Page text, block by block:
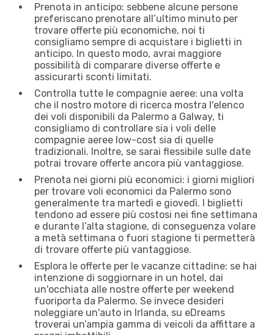
Prenota in anticipo: sebbene alcune persone
preferiscano prenotare all’ultimo minuto per
trovare offerte più economiche, noi ti
consigliamo sempre di acquistare i biglietti in
anticipo. In questo modo, avrai maggiore
possibilità di comparare diverse offerte e
assicurarti sconti limitati.
Controlla tutte le compagnie aeree: una volta
che il nostro motore di ricerca mostra l'elenco
dei voli disponibili da Palermo a Galway, ti
consigliamo di controllare sia i voli delle
compagnie aeree low-cost sia di quelle
tradizionali. Inoltre, se sarai flessibile sulle date
potrai trovare offerte ancora più vantaggiose.
Prenota nei giorni più economici: i giorni migliori
per trovare voli economici da Palermo sono
generalmente tra martedì e giovedì. I biglietti
tendono ad essere più costosi nei fine settimana
e durante l’alta stagione, di conseguenza volare
a metà settimana o fuori stagione ti permetterà
di trovare offerte più vantaggiose.
Esplora le offerte per le vacanze cittadine: se hai
intenzione di soggiornare in un hotel, dai
un'occhiata alle nostre offerte per weekend
fuoriporta da Palermo. Se invece desideri
noleggiare un'auto in Irlanda, su eDreams
troverai un’ampia gamma di veicoli da affittare a